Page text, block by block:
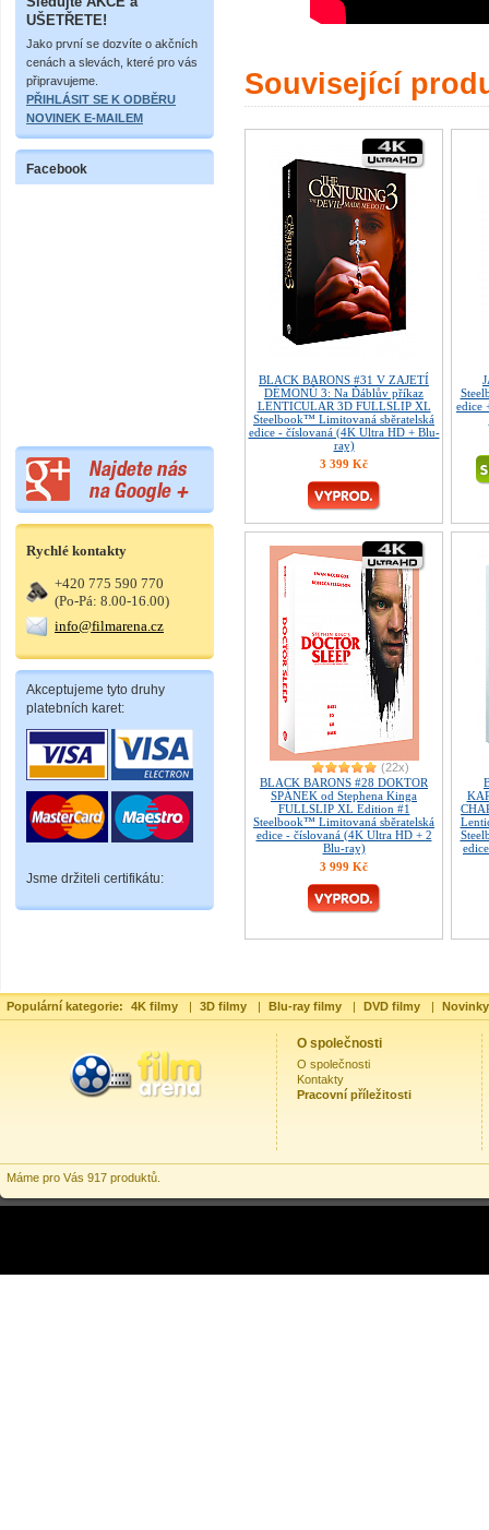
UŠETŘETE!
Jako první se dozvíte o akčních
cenách a slevách, které pro vás
připravujeme.
PŘIHLÁSIT SE K ODBĚRU
NOVINEK E-MAILEM
Facebook
Rychlé kontakty
+420 775 590 770
(Po-Pá: 8.00-16.00)
info@filmarena.cz
Akceptujeme tyto druhy
platebních karet:
Jsme držiteli certifikátu:
Související
BLACK BARONS #31 V ZAJETÍ
DÉMONŮ 3: Na Ďáblův příkaz
LENTICULAR 3D FULLSLIP XL
Steelbook™ Limitovaná sběratelská
edice - číslovaná (4K Ultra HD + Blu-
ray)
3 399 Kč
edice
(22x)
BLACK BARONS #28 DOKTOR
SPÁNEK od Stephena Kinga
FULLSLIP XL Edition #1
Steelbook™ Limitovaná sběratelská
edice - číslovaná (4K Ultra HD + 2
Blu-ray)
3 999 Kč
Populární kategorie: 4K filmy | 3D filmy | Blu-ray filmy | DVD filmy |
O společnosti
O společnosti
Kontakty
Pracovní příležitosti
Máme pro Vás 917 produktů.